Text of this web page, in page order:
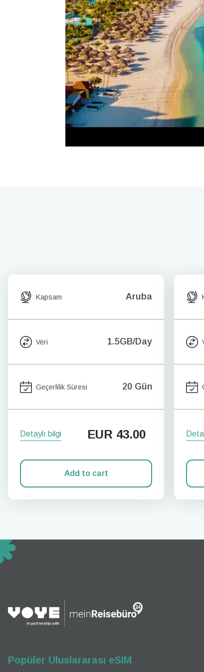
Kapsam Aruba
Veri 1.5GB/Day
Geçerlilik Süresi 20 Gün
Detaylı bilgi EUR 43.00
Add to cart
Popüler Uluslararası eSIM